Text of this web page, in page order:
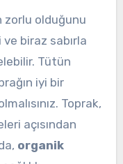
olduğunu
biraz sabırla
Tütün
iyi bir
Toprak,
açısından
organik